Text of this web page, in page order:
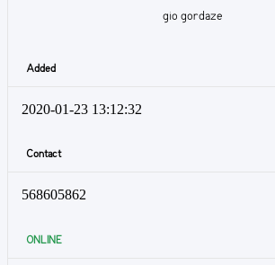
gio gordaze
Added
2020-01-23 13:12:32
Contact
568605862
ONLINE